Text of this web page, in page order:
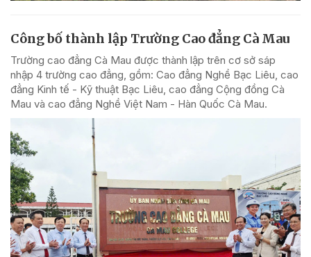
Công bố thành lập Trường Cao đẳng Cà Mau
Trường cao đẳng Cà Mau được thành lập trên cơ sở sáp
nhập 4 trường cao đẳng, gồm: Cao đẳng Nghề Bạc Liêu, cao
đẳng Kinh tế - Kỹ thuật Bạc Liêu, cao đẳng Cộng đồng Cà
Mau và cao đẳng Nghề Việt Nam - Hàn Quốc Cà Mau.